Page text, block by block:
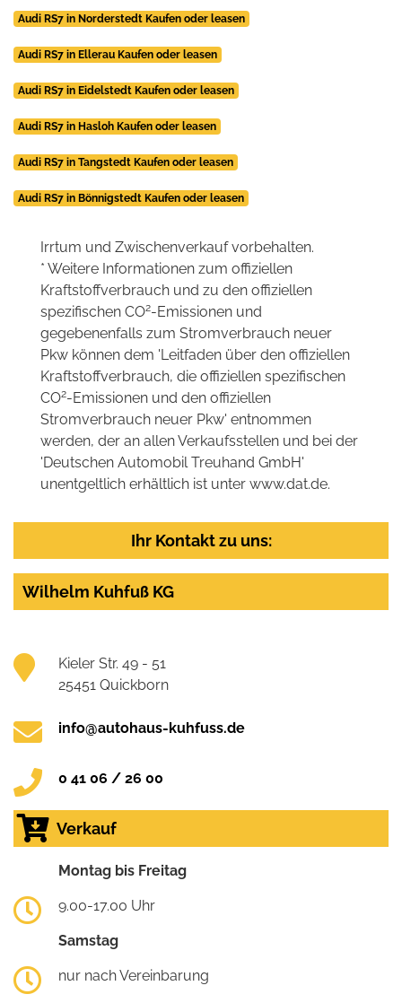
Audi RS7 in Norderstedt Kaufen oder leasen
Audi RS7 in Ellerau Kaufen oder leasen
Audi RS7 in Eidelstedt Kaufen oder leasen
Audi RS7 in Hasloh Kaufen oder leasen
Audi RS7 in Tangstedt Kaufen oder leasen
Audi RS7 in Bönnigstedt Kaufen oder leasen
Irrtum und Zwischenverkauf vorbehalten.
* Weitere Informationen zum offiziellen
Kraftstoffverbrauch und zu den offiziellen
spezifischen CO2-Emissionen und
gegebenenfalls zum Stromverbrauch neuer
Pkw können dem 'Leitfaden über den offiziellen
Kraftstoffverbrauch, die offiziellen spezifischen
CO2-Emissionen und den offiziellen
Stromverbrauch neuer Pkw' entnommen
werden, der an allen Verkaufsstellen und bei der
'Deutschen Automobil Treuhand GmbH'
unentgeltlich erhältlich ist unter www.dat.de.
Ihr Kontakt zu uns:
Wilhelm Kuhfuß KG
Kieler Str. 49 - 51
25451 Quickborn
info@autohaus-kuhfuss.de
0 41 06 / 26 00
Verkauf
Montag bis Freitag
9.00-17.00 Uhr
Samstag
nur nach Vereinbarung